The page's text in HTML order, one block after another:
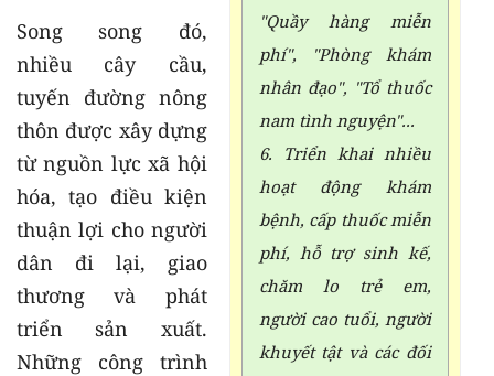
"Quầy hàng miễn
phí", "Phòng khám
nhân đạo", "Tổ thuốc
nam tình nguyện"...
6. Triển khai nhiều
hoạt động khám
bệnh, cấp thuốc miễn
phí, hỗ trợ sinh kế,
chăm lo trẻ em,
người cao tuổi, người
khuyết tật và các đối
Song song đó,
nhiều cây cầu,
tuyến đường nông
thôn được xây dựng
từ nguồn lực xã hội
hóa, tạo điều kiện
thuận lợi cho người
dân đi lại, giao
thương và phát
triển sản xuất.
Những công trình